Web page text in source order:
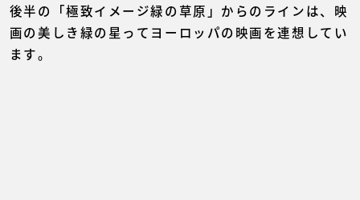
後半の「極致イメージ緑の草原」からのラインは、映
画の美しき緑の星ってヨーロッパの映画を連想してい
ます。